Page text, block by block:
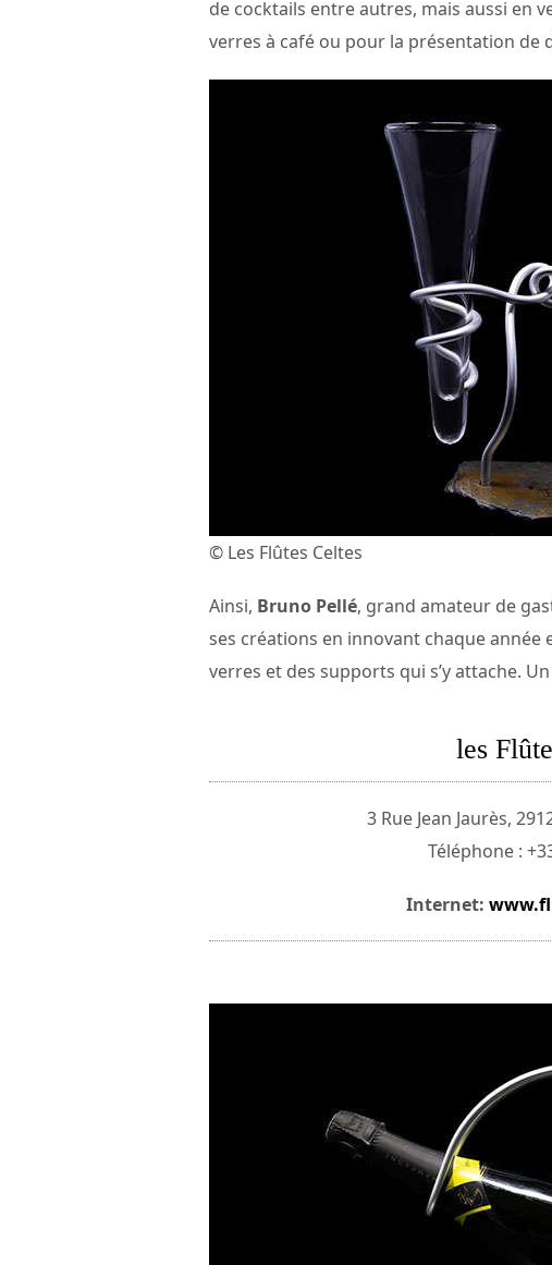
de cocktails entre autres, mais aussi en
verres à café ou pour la présentation de
© Les Flûtes Celtes
Ainsi, Bruno Pellé, grand amateur de
ses créations en innovant chaque année
verres et des supports qui s’y attache.
les
3 Rue Jean Jaurès,
Téléphone :
Internet: